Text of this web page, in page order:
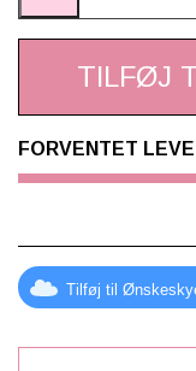
TILFØJ
FORVENTET
Tilføj til